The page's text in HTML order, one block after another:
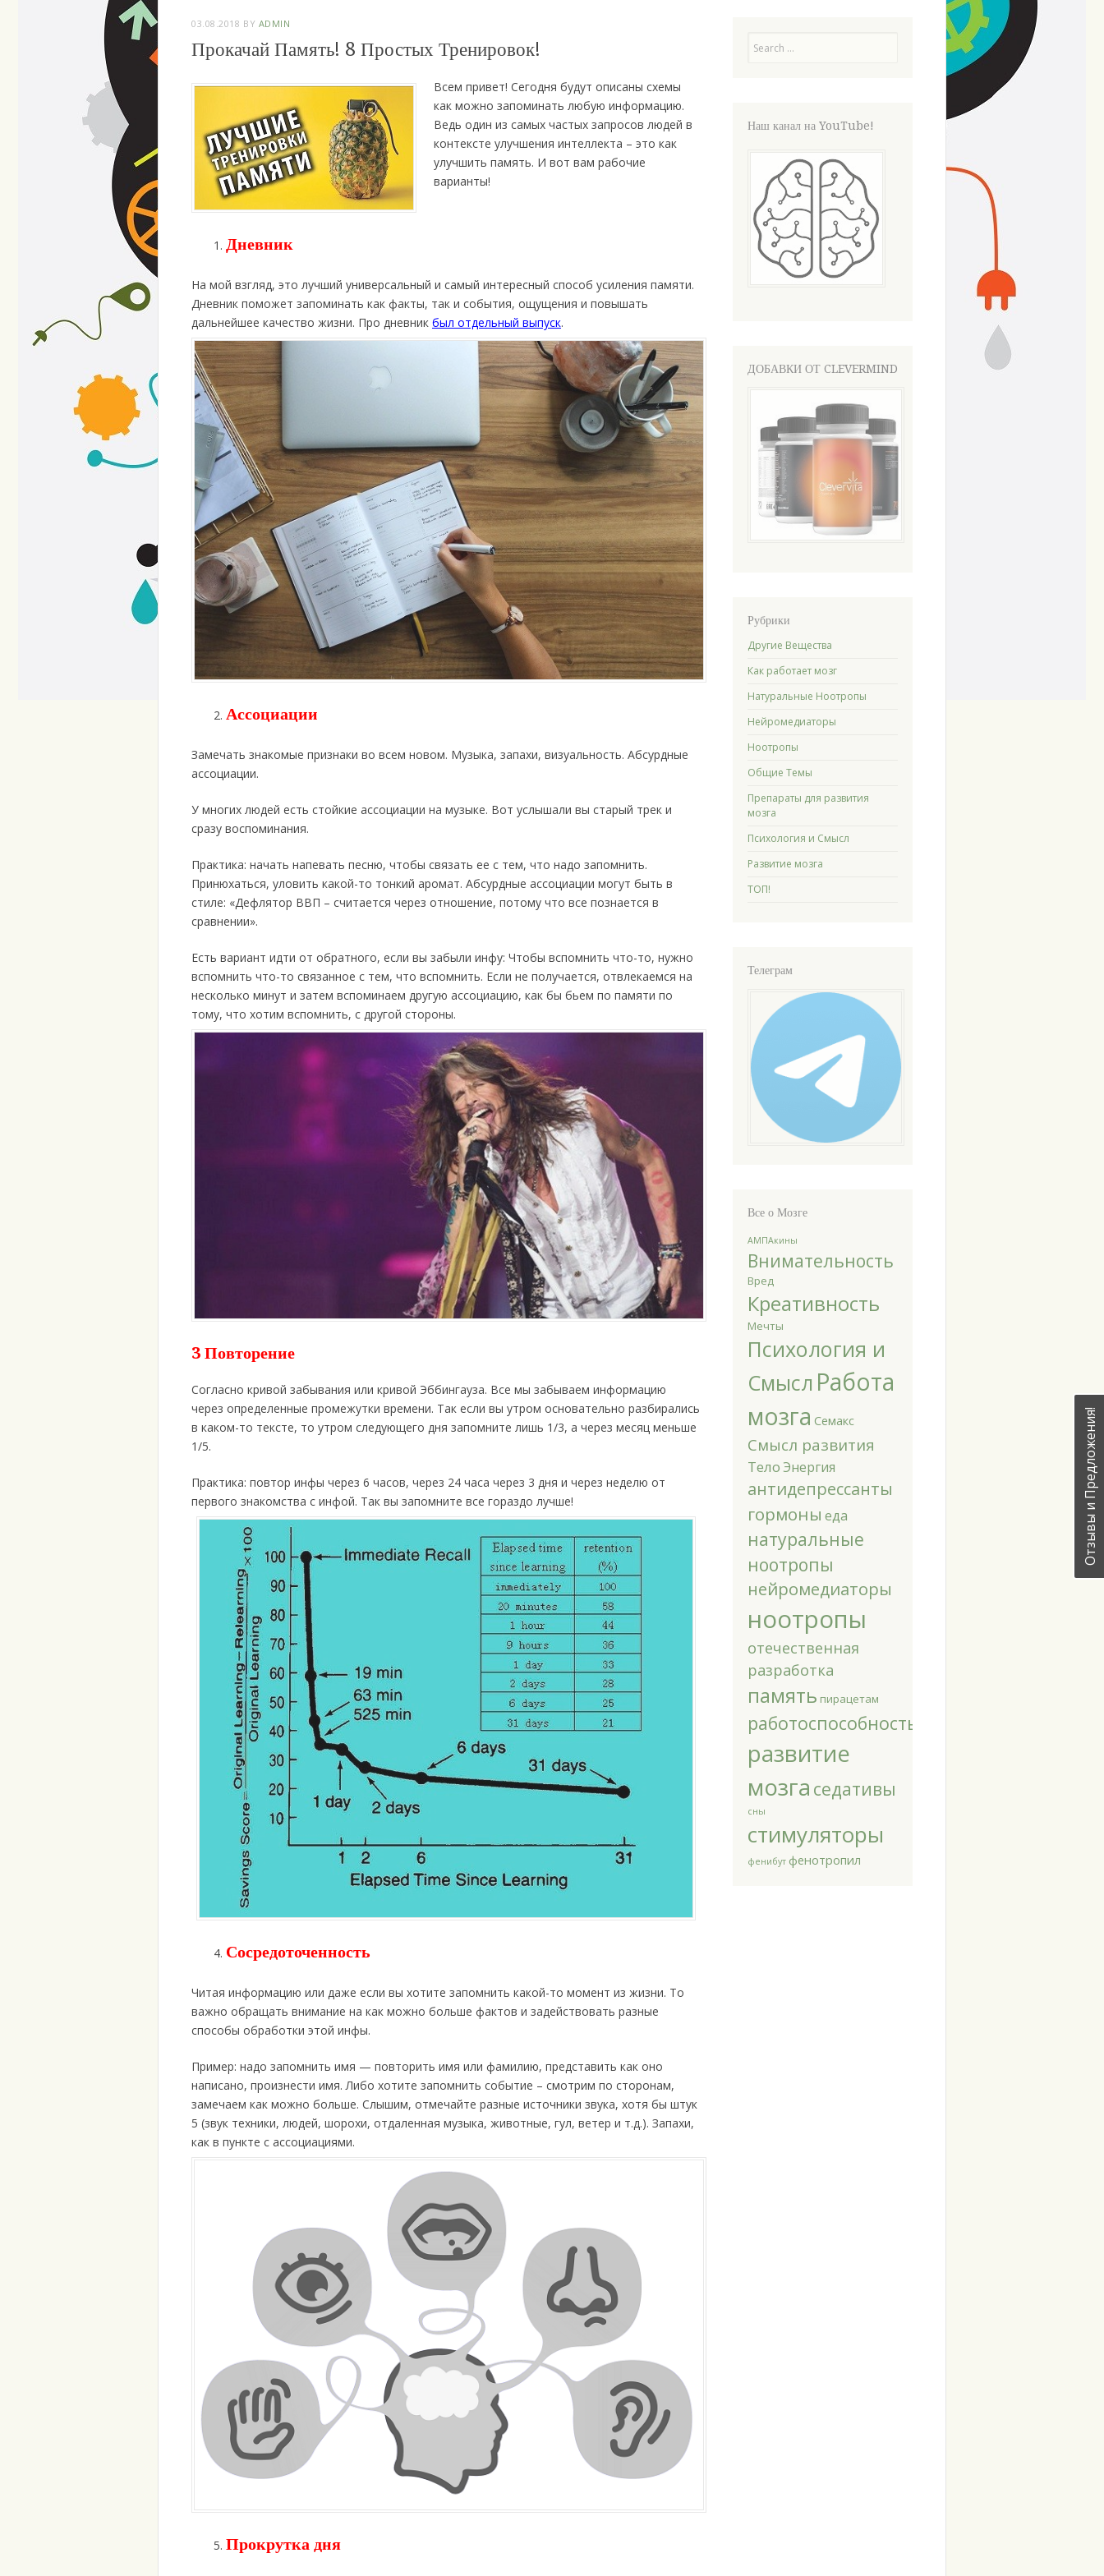
03.08.2018 BY ADMIN
Прокачай Память! 8 Простых Тренировок!
Всем привет! Сегодня будут описаны схемы
как можно запоминать любую информацию.
Ведь один из самых частых запросов людей в
контексте улучшения интеллекта – это как
улучшить память. И вот вам рабочие
варианты!
Дневник
На мой взгляд, это лучший универсальный и самый интересный способ усиления памяти.
Дневник поможет запоминать как факты, так и события, ощущения и повышать
дальнейшее качество жизни. Про дневник был отдельный выпуск.
Ассоциации
Замечать знакомые признаки во всем новом. Музыка, запахи, визуальность. Абсурдные
ассоциации.
У многих людей есть стойкие ассоциации на музыке. Вот услышали вы старый трек и
сразу воспоминания.
Практика: начать напевать песню, чтобы связать ее с тем, что надо запомнить.
Принюхаться, уловить какой-то тонкий аромат. Абсурдные ассоциации могут быть в
стиле: «Дефлятор ВВП – считается через отношение, потому что все познается в
сравнении».
Есть вариант идти от обратного, если вы забыли инфу: Чтобы вспомнить что-то, нужно
вспомнить что-то связанное с тем, что вспомнить. Если не получается, отвлекаемся на
несколько минут и затем вспоминаем другую ассоциацию, как бы бьем по памяти по
тому, что хотим вспомнить, с другой стороны.
3 Повторение
Согласно кривой забывания или кривой Эббингауза. Все мы забываем информацию
через определенные промежутки времени. Так если вы утром основательно разбирались
в каком-то тексте, то утром следующего дня запомните лишь 1/3, а через месяц меньше
1/5.
Практика: повтор инфы через 6 часов, через 24 часа через 3 дня и через неделю от
первого знакомства с инфой. Так вы запомните все гораздо лучше!
Сосредоточенность
Читая информацию или даже если вы хотите запомнить какой-то момент из жизни. То
важно обращать внимание на как можно больше фактов и задействовать разные
способы обработки этой инфы.
Пример: надо запомнить имя — повторить имя или фамилию, представить как оно
написано, произнести имя. Либо хотите запомнить событие – смотрим по сторонам,
замечаем как можно больше. Слышим, отмечайте разные источники звука, хотя бы штук
5 (звук техники, людей, шорохи, отдаленная музыка, животные, гул, ветер и т.д.). Запахи,
как в пункте с ассоциациями.
Прокрутка дня
Наш канал на YouTube!
ДОБАВКИ ОТ CLEVERMIND
Рубрики
Другие Вещества
Как работает мозг
Натуральные Ноотропы
Нейромедиаторы
Ноотропы
Общие Темы
Препараты для развития
мозга
Психология и Смысл
Развитие мозга
ТОП!
Телеграм
Все о Мозге
АМПАкины
Внимательность
Вред
Креативность
Мечты
Психология и
Смысл Работа
мозга Семакс
Смысл развития
Тело Энергия
антидепрессанты
гормоны еда
натуральные
ноотропы
нейромедиаторы
ноотропы
отечественная
разработка
память пирацетам
работоспособность
развитие
мозга седативы
сны
стимуляторы
фенибут фенотропил
Отзывы и Предложения!